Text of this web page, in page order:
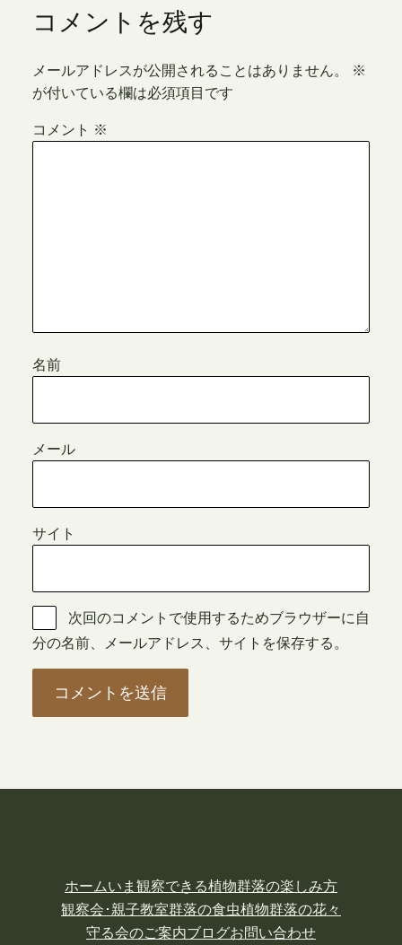
コメントを残す
メールアドレスが公開されることはありません。
※
が付いている欄は必須項目です
コメント ※
名前
メール
サイト
次回のコメントで使用するためブラウザーに自
分の名前、メールアドレス、サイトを保存する。
ホームいま観察できる植物群落の楽しみ方
観察会･親子教室群落の食虫植物群落の花々
守る会のご案内ブログお問い合わせ